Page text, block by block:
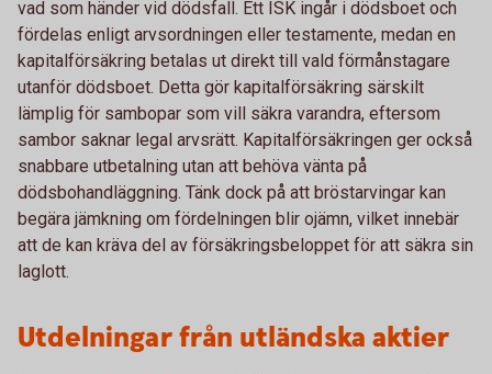
vad som händer vid dödsfall. Ett ISK ingår i dödsboet och
fördelas enligt arvsordningen eller testamente, medan en
kapitalförsäkring betalas ut direkt till vald förmånstagare
utanför dödsboet. Detta gör kapitalförsäkring särskilt
lämplig för sambopar som vill säkra varandra, eftersom
sambor saknar legal arvsrätt. Kapitalförsäkringen ger också
snabbare utbetalning utan att behöva vänta på
dödsbohandläggning. Tänk dock på att bröstarvingar kan
begära jämkning om fördelningen blir ojämn, vilket innebär
att de kan kräva del av försäkringsbeloppet för att säkra sin
laglott.
Utdelningar från utländska aktier